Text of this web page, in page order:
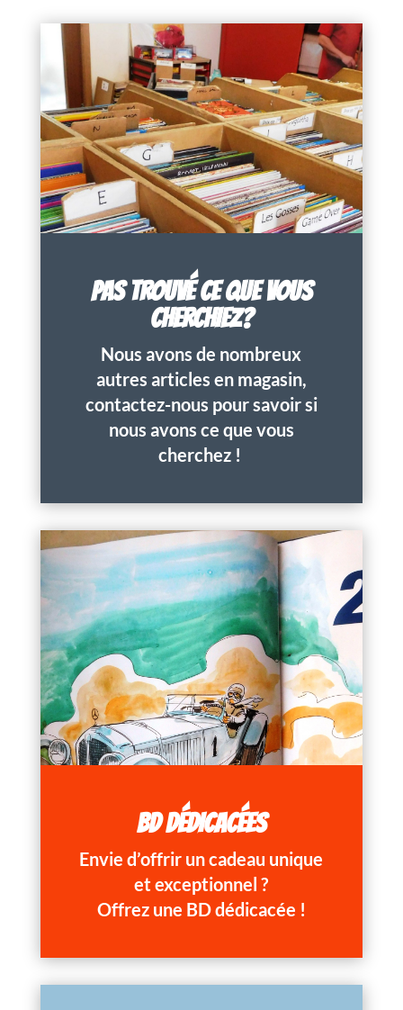
PAS TROUVÉ CE QUE VOUS
CHERCHIEZ?
Nous avons de nombreux
autres articles en magasin,
contactez-nous pour savoir si
nous avons ce que vous
cherchez !
BD DÉDICACÉES
Envie d’offrir un cadeau unique
et exceptionnel ?
Offrez une BD dédicacée !